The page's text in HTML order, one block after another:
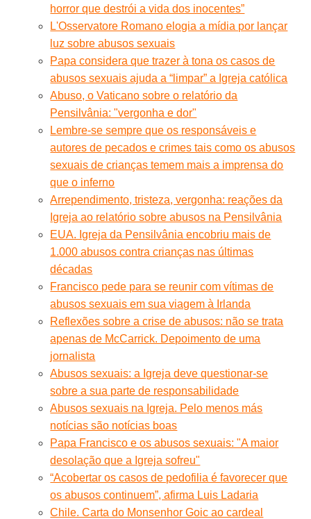
horror que destrói a vida dos inocentes”
L'Osservatore Romano elogia a mídia por lançar
luz sobre abusos sexuais
Papa considera que trazer à tona os casos de
abusos sexuais ajuda a “limpar” a Igreja católica
Abuso, o Vaticano sobre o relatório da
Pensilvânia: "vergonha e dor"
Lembre-se sempre que os responsáveis e
autores de pecados e crimes tais como os abusos
sexuais de crianças temem mais a imprensa do
que o inferno
Arrependimento, tristeza, vergonha: reações da
Igreja ao relatório sobre abusos na Pensilvânia
EUA. Igreja da Pensilvânia encobriu mais de
1.000 abusos contra crianças nas últimas
décadas
Francisco pede para se reunir com vítimas de
abusos sexuais em sua viagem à Irlanda
Reflexões sobre a crise de abusos: não se trata
apenas de McCarrick. Depoimento de uma
jornalista
Abusos sexuais: a Igreja deve questionar-se
sobre a sua parte de responsabilidade
Abusos sexuais na Igreja. Pelo menos más
notícias são notícias boas
Papa Francisco e os abusos sexuais: "A maior
desolação que a Igreja sofreu"
“Acobertar os casos de pedofilia é favorecer que
os abusos continuem”, afirma Luis Ladaria
Chile. Carta do Monsenhor Goic ao cardeal